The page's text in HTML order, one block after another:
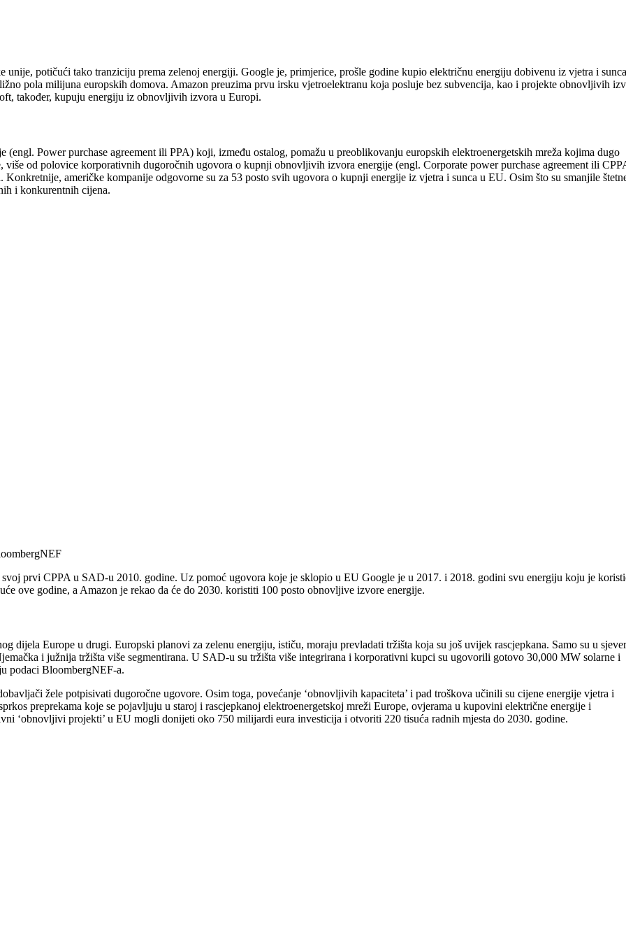
potičući tako tranziciju prema zelenoj energiji. Google je, primjerice, prošle godine kupio električnu energiju dobivenu iz vjetra i
pola milijuna europskih domova. Amazon preuzima prvu irsku vjetroelektranu koja posluje bez subvencija, kao i projekte obnovljivih
također, kupuju energiju iz obnovljivih izvora u Europi.
Power purchase agreement ili PPA) koji, između ostalog, pomažu u preoblikovanju europskih elektroenergetskih mreža kojima dugo
od polovice korporativnih dugoročnih ugovora o kupnji obnovljivih izvora energije (engl. Corporate power purchase agreement ili
američke kompanije odgovorne su za 53 posto svih ugovora o kupnji energije iz vjetra i sunca u EU. Osim što su smanjile
i konkurentnih cijena.
prvi CPPA u SAD-u 2010. godine. Uz pomoć ugovora koje je sklopio u EU Google je u 2017. i 2018. godini svu energiju koju je
ove godine, a Amazon je rekao da će do 2030. koristiti 100 posto obnovljive izvore energije.
dijela Europe u drugi. Europski planovi za zelenu energiju, ističu, moraju prevladati tržišta koja su još uvijek rascjepkana. Samo su u
i južnija tržišta više segmentirana. U SAD-u su tržišta više integrirana i korporativni kupci su ugovorili gotovo 30,000 MW solarne i
podaci BloombergNEF-a.
žele potpisivati dugoročne ugovore. Osim toga, povećanje ‘obnovljivih kapaciteta’ i pad troškova učinili su cijene energije vjetra i
preprekama koje se pojavljuju u staroj i rascjepkanoj elektroenergetskoj mreži Europe, ovjerama u kupovini električne energije i
‘obnovljivi projekti’ u EU mogli donijeti oko 750 milijardi eura investicija i otvoriti 220 tisuća radnih mjesta do 2030. godine.